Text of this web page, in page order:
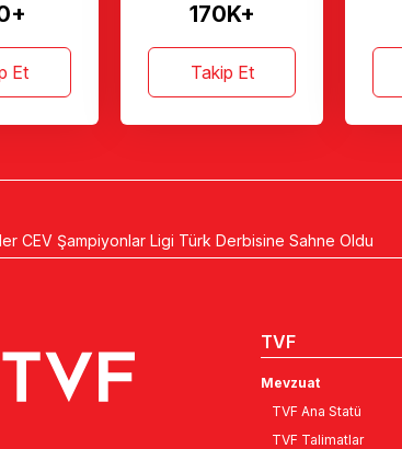
Et
170K+
Takip Et
CEV Şampiyonlar Ligi Türk Derbisine Sahne Oldu
TVF
Mevzuat
TVF Ana Statü
TVF Talimatlar